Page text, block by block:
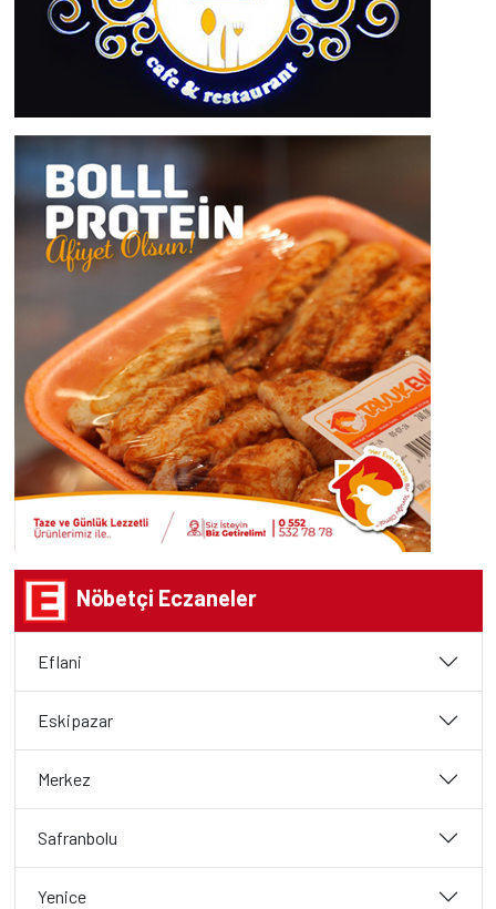
Nöbetçi Eczaneler
Eflani
Eskipazar
Merkez
Safranbolu
Yenice